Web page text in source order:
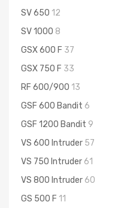
SV 650 12
SV 1000 8
GSX 600 F 37
GSX 750 F 33
RF 600/900 13
GSF 600 Bandit 6
GSF 1200 Bandit 9
VS 600 Intruder 57
VS 750 Intruder 61
VS 800 Intruder 60
GS 500 F 11